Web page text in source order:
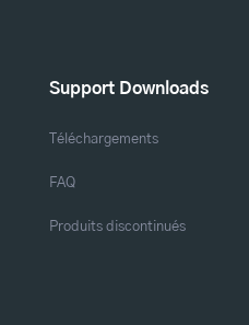
Support Downloads
Téléchargements
FAQ
Produits discontinués